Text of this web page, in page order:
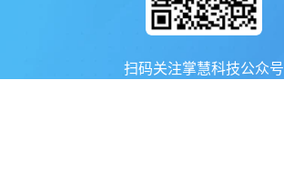
扫码关注掌慧科技公众号